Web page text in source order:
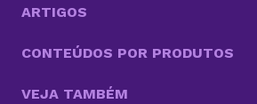
aproximar do...
ARTIGOS
CONTEÚDOS POR PRODUTOS
VEJA TAMBÉM